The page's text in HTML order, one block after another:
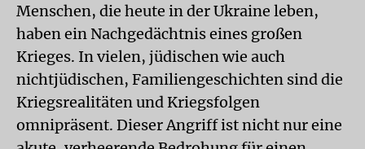
Menschen, die heute in der Ukraine leben,
haben ein Nachgedächtnis eines großen
Krieges. In vielen, jüdischen wie auch
nichtjüdischen, Familiengeschichten sind die
Kriegsrealitäten und Kriegsfolgen
omnipräsent. Dieser Angriff ist nicht nur eine